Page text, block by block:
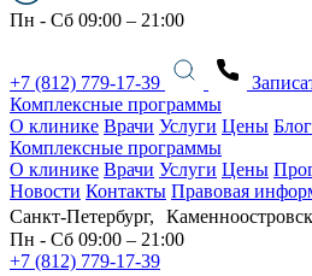
Пн - Сб 09:00 – 21:00
+7 (812) 779-17-39
Комплексные программы
О клинике Врачи Услуги Цены Блог
Комплексные программы
О клинике Врачи Услуги Цены
Новости Контакты Правовая
Санкт-Петербург,
Пн - Сб 09:00 – 21:00
+7 (812) 779-17-39